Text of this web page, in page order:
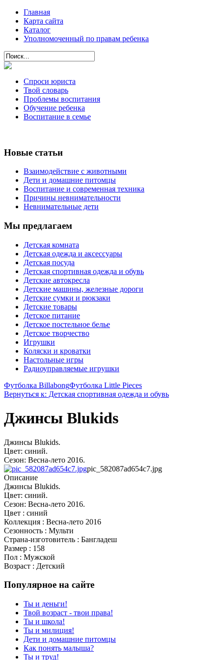
Главная
Карта сайта
Каталог
Уполномоченный по правам ребенка
Спроси юриста
Твой словарь
Проблемы воспитания
Обучение ребенка
Воспитание в семье
Новые статьи
Взаимодействие с животными
Дети и домашние питомцы
Воспитание и современная техника
Причины невнимательности
Невнимательные дети
Мы предлагаем
Детская комната
Детская одежда и аксессуары
Детская посуда
Детская спортивная одежда и обувь
Детские автокресла
Детские машины, железные дороги
Детские сумки и рюкзаки
Детские товары
Детское питание
Детское постельное белье
Детское творчество
Игрушки
Коляски и кроватки
Настольные игры
Радиоуправляемые игрушки
Футболка BillabongФутболка Little Pieces
Вернуться к: Детская спортивная одежда и обувь
Джинсы Blukids
Джинсы Blukids.
Цвет: синий.
Сезон: Весна-лето 2016.
pic_582087ad654c7.jpg
Описание
Джинсы Blukids.
Цвет: синий.
Сезон: Весна-лето 2016.
Цвет : синий
Коллекция : Весна-лето 2016
Сезонность : Мульти
Страна-изготовитель : Бангладеш
Размер : 158
Пол : Мужской
Возраст : Детский
Популярное на сайте
Ты и деньги!
Твой возраст - твои права!
Ты и школа!
Ты и милиция!
Дети и домашние питомцы
Как понять малыша?
Ты и труд!